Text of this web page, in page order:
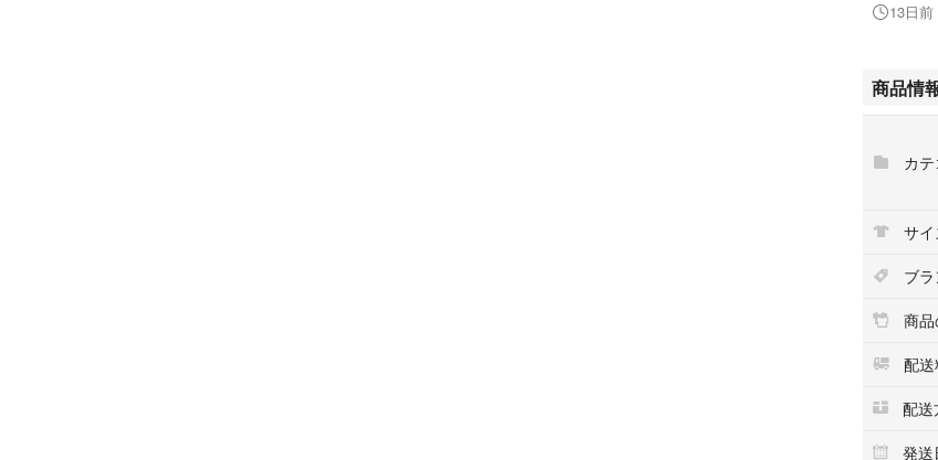
■状態・
角にスレ
ハンドル
ポーチの
金具に
こちらの
によっ
13日前
商品情
カテ
サ
ブ
商
配
配送
発送